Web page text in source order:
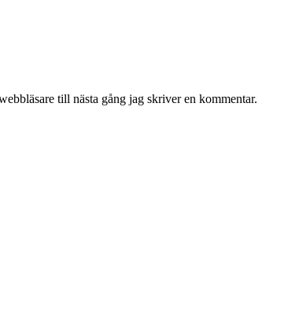
till nästa gång jag skriver en kommentar.